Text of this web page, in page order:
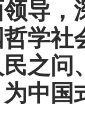
导，
学社
之
中